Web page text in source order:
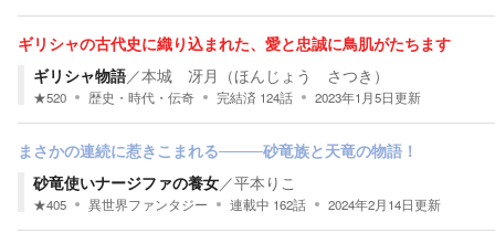
ギリシャの古代史に織り込まれた、愛と忠誠に鳥肌がたちます
ギリシャ物語／本城 冴月（ほんじょう さつき）
★520 歴史・時代・伝奇 完結済 124話 2023年1月5日更新
まさかの連続に惹きこまれる────砂竜族と天竜の物語！
砂竜使いナージファの養女／平本りこ
★405 異世界ファンタジー 連載中 162話 2024年2月14日更新